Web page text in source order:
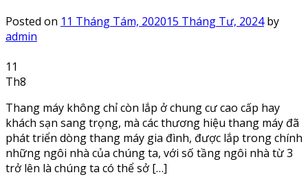
Posted on 11 Tháng Tám, 202015 Tháng Tư, 2024by
admin
11
Th8
Thang máy không chỉ còn lắp ở chung cư cao cấp hay
khách sạn sang trọng, mà các thương hiệu thang máy đã
phát triển dòng thang máy gia đình, được lắp trong chính
những ngôi nhà của chúng ta, với số tầng ngôi nhà từ 3
trở lên là chúng ta có thể sở […]